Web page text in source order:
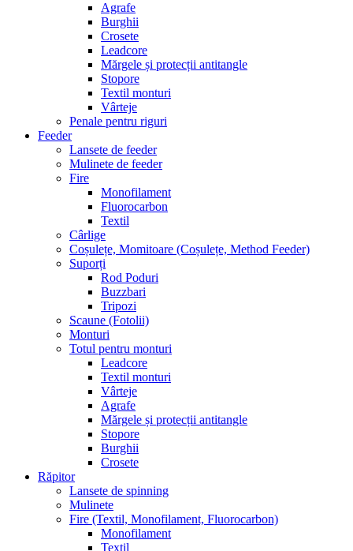
Agrafe
Burghii
Crosete
Leadcore
Mărgele și protecții antitangle
Stopore
Textil monturi
Vârteje
Penale pentru riguri
Feeder
Lansete de feeder
Mulinete de feeder
Fire
Monofilament
Fluorocarbon
Textil
Cârlige
Coșulețe, Momitoare (Coșulețe, Method Feeder)
Suporți
Rod Poduri
Buzzbari
Tripozi
Scaune (Fotolii)
Monturi
Totul pentru monturi
Leadcore
Textil monturi
Vârteje
Agrafe
Mărgele și protecții antitangle
Stopore
Burghii
Crosete
Răpitor
Lansete de spinning
Mulinete
Fire (Textil, Monofilament, Fluorocarbon)
Monofilament
Textil